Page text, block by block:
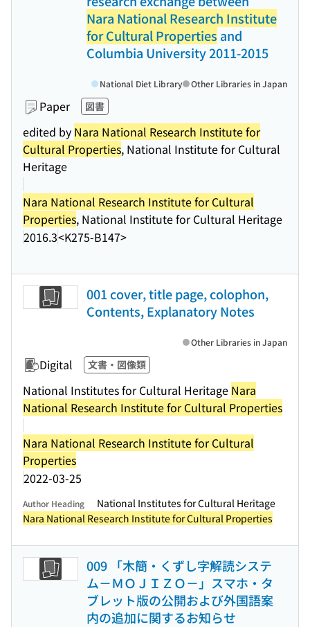
Nara National Research Institute
for Cultural Properties and
Columbia University 2011-2015
Paper 図書
edited by Nara National Research Institute for
Cultural Properties, National Institute for Cultural
Heritage
Nara National Research Institute for Cultural
Properties, National Institute for Cultural Heritage
2016.3<K275-B147>
National Diet Library Other Libraries in Japan
001 cover, title page, colophon,
Contents, Explanatory Notes
Digital 文書・図像類
National Institutes for Cultural Heritage Nara
National Research Institute for Cultural Properties
Nara National Research Institute for Cultural
Properties
2022-03-25
Other Libraries in Japan
Author Heading
National Institutes for Cultural Heritage
Nara National Research Institute for Cultural Properties
009 「木簡・くずし字解読システ
ム－ＭＯＪＩＺＯ－」スマホ・タ
ブレット版の公開および外国語案
内の追加に関するお知らせ